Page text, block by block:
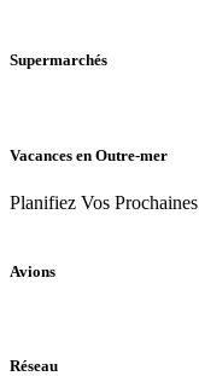
Supermarchés
Vacances en Outre-mer
Planifiez Vos
Avions
Réseau